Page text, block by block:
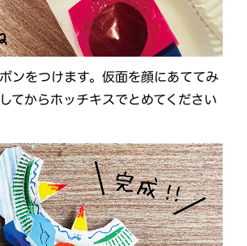
ンをつけます。仮面を顔にあててみ
てからホッチキスでとめてください